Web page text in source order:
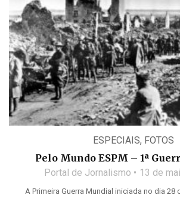
ESPECIAIS, FOTOS
Pelo Mundo ESPM – 1ª
Portal de Jornalismo 13 de
A Primeira Guerra Mundial iniciada no dia 28